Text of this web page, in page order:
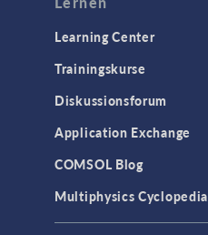
Learning Center
Trainingskurse
Diskussionsforum
Application Exchange
COMSOL Blog
Multiphysics Cyclopedia